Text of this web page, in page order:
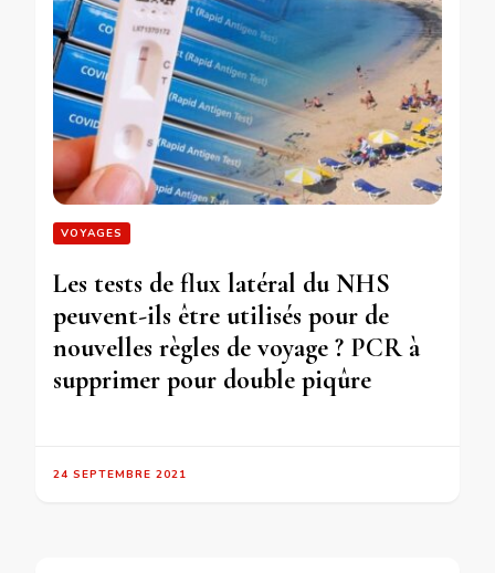
VOYAGES
Les tests de flux latéral du NHS
peuvent-ils être utilisés pour de
nouvelles règles de voyage ? PCR à
supprimer pour double piqûre
24 SEPTEMBRE 2021